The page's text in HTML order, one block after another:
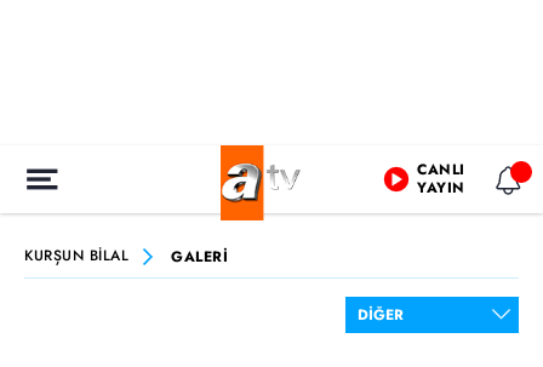
CANLI
YAYIN
KURŞUN BİLAL GALERİ